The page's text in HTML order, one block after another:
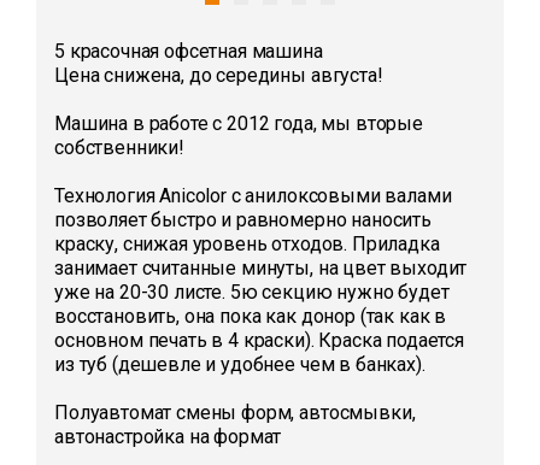
5 красочная офсетная машина
Цена снижена, до середины августа!
Машина в работе с 2012 года, мы вторые
собственники!
Технология Anicolor с анилоксовыми валами
позволяет быстро и равномерно наносить
краску, снижая уровень отходов. Приладка
занимает считанные минуты, на цвет выходит
уже на 20-30 листе. 5ю секцию нужно будет
восстановить, она пока как донор (так как в
основном печать в 4 краски). Краска подается
из туб (дешевле и удобнее чем в банках).
Полуавтомат смены форм, автосмывки,
автонастройка на формат